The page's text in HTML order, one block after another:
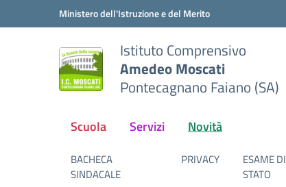
Vai ai contenuti
Vai al menu di navigazioneMinistero dell'Istruzione e del Merito
Istituto Comprensivo
Amedeo Moscati
Pontecagnano Faiano (SA)
Scuola Servizi Novità
BACHECA
SINDACALE
PRIVACY
ESAME DI
STATO